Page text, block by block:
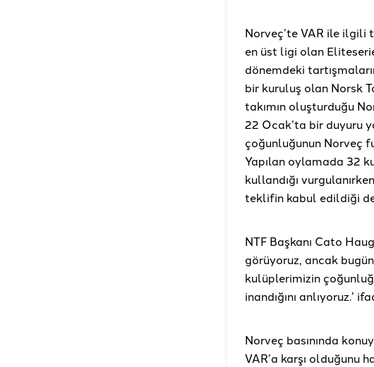
Norveç’te VAR ile ilgili
en üst ligi olan
dönemdeki
bir kuruluş olan Norsk
takımın oluşturduğu
22 Ocak’ta bir duyuru
çoğunluğunun Norveç
Yapılan oylamada 32
kullandığı
teklifin kabul edildiği
NTF Başkanı Cato
görüyoruz, ancak
kulüplerimizin
inandığını anlıyoruz.’
Norveç basınında
VAR’a karşı olduğunu